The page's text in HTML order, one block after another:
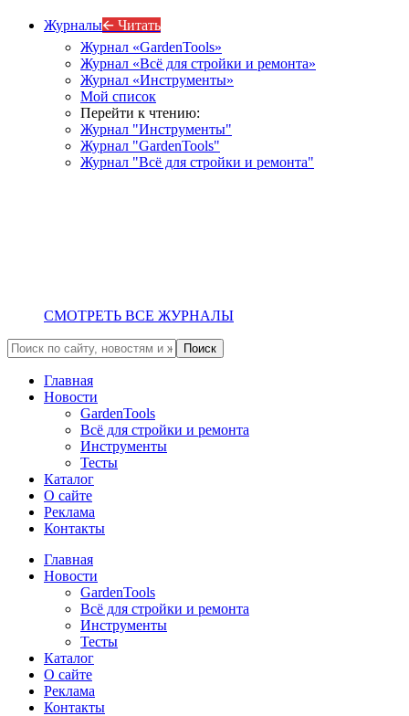
Журналы🡨 Читать
Журнал «GardenTools»
Журнал «Всё для стройки и ремонта»
Журнал «Инструменты»
Мой список
Перейти к чтению:
Журнал "Инструменты"
Журнал "GardenTools"
Журнал "Всё для стройки и ремонта"
СМОТРЕТЬ ВСЕ ЖУРНАЛЫ
Главная
Новости
GardenTools
Всё для стройки и ремонта
Инструменты
Тесты
Каталог
О сайте
Реклама
Контакты
Главная
Новости
GardenTools
Всё для стройки и ремонта
Инструменты
Тесты
Каталог
О сайте
Реклама
Контакты